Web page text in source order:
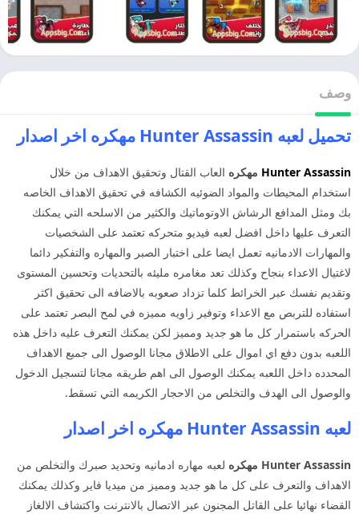
وصف
تحميل لعبه Hunter Assassin مهكره اخر اصدار
Hunter Assassin مهكره العاب القتال وتحقيق الاهداف من خلال
استخدام المحيطات والمواد الضوئيه الكشافه في تحقيق الاهداف الخاصه
بك ومثل المدافع الرشاش الاوتوماتيك والكثير من الاسلحه التي يمكنك
التعرف عليها داخل افضل لعبه فيديو متحركه تعتمد على الشخصيات
والمهارات الادمانيه تعمل ايضا على اختبار الصبر والمهاره والتفكير دائما
لاغتيال الاعداء بنجاح وكذلك تعد مغامره مليئه بالتحديات وتحسين المستوى
وتقديم نفسك عبر الخرائط كلما تزداد صعوبه بالاضافه الى تحقيق اكثر
استفاده للتربص مع الاعداء وتوفير زاويه مميزه في لمح البصر تعتمد على
الحركه باستمرار كل ما هو جديد ومميز لكن يمكنك التعرف عليه داخل هذه
اللعبه بدون دفع اي اموال على الاطلاق مجانا الوصول الى جميع الاهداف
المحدده داخل اللعبه يمكنك الوصول الى اهم طريقه مجانا لتسجيل الدخول
والوصول الى الهدف والتخلص من الاحجار الكريمه التي تسقط.
لعبه Hunter Assassin مهكره اخر اصدار
Hunter Assassin مهكره
لعبه مهاره ادمانيه وتحديد صبرك والتخلص من
الاهداف والتعرف على كل ما هو جديد ومميز من ميديا فاير وكذلك يمكنك
القضاء نهائيا على القاتل المجنون عبر الاتصال بالانترنت واكتشاف الالغاز